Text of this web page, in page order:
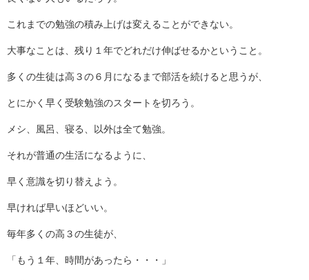
これまでの勉強の積み上げは変えることができない。
大事なことは、残り１年でどれだけ伸ばせるかということ。
多くの生徒は高３の６月になるまで部活を続けると思うが、
とにかく早く受験勉強のスタートを切ろう。
メシ、風呂、寝る、以外は全て勉強。
それが普通の生活になるように、
早く意識を切り替えよう。
早ければ早いほどいい。
毎年多くの高３の生徒が、
「もう１年、時間があったら・・・」